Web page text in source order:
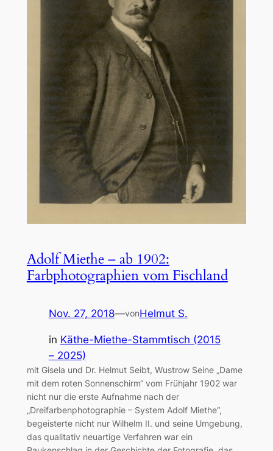
Adolf Miethe – ab 1902:
Farbphotographien vom Fischland
Nov. 27, 2018—vonHelmut S.
in Käthe-Miethe-Stammtisch (2015
– 2025)
mit Gisela und Dr. Helmut Seibt, Wustrow Seine „Dame
mit dem roten Sonnenschirm“ vom Frühjahr 1902 war
nicht nur die erste Aufnahme nach der
„Dreifarbenphotographie – System Adolf Miethe“,
begeisterte nicht nur Wilhelm II. und seine Umgebung,
das qualitativ neuartige Verfahren war ein